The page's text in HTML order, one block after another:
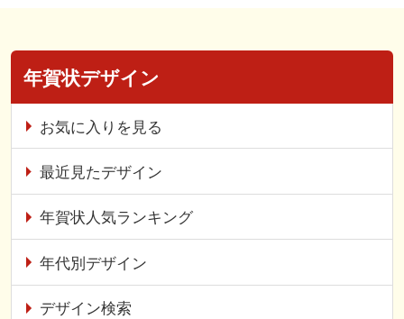
年賀状デザイン
お気に入りを見る
最近見たデザイン
年賀状人気ランキング
年代別デザイン
デザイン検索